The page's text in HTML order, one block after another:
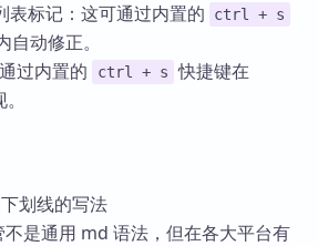
表标记：这可通过内置的 ctrl + s
动修正。
过内置的
ctrl + s 快捷键在
下划线的写法
不是通用 md 语法，但在各大平台有